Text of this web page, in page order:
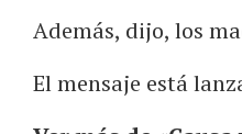
Además, dijo, los
El mensaje está